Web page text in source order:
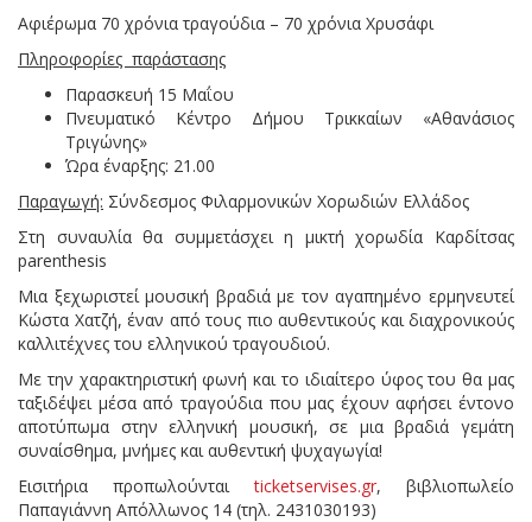
Αφιέρωμα 70 χρόνια τραγούδια – 70 χρόνια Χρυσάφι
Πληροφορίες παράστασης
Παρασκευή 15 Μαΐου
Πνευματικό Κέντρο Δήμου Τρικκαίων «Αθανάσιος
Τριγώνης»
Ώρα έναρξης: 21.00
Παραγωγή: Σύνδεσμος Φιλαρμονικών Χορωδιών Ελλάδος
Στη συναυλία θα συμμετάσχει η μικτή χορωδία Καρδίτσας
parenthesis
Μια ξεχωριστεί μουσική βραδιά με τον αγαπημένο ερμηνευτεί
Κώστα Χατζή, έναν από τους πιο αυθεντικούς και διαχρονικούς
καλλιτέχνες του ελληνικού τραγουδιού.
Με την χαρακτηριστική φωνή και το ιδιαίτερο ύφος του θα μας
ταξιδέψει μέσα από τραγούδια που μας έχουν αφήσει έντονο
αποτύπωμα στην ελληνική μουσική, σε μια βραδιά γεμάτη
συναίσθημα, μνήμες και αυθεντική ψυχαγωγία!
Εισιτήρια προπωλούνταιticketservises.gr, βιβλιοπωλείο
Παπαγιάννη Απόλλωνος 14 (τηλ. 2431030193)